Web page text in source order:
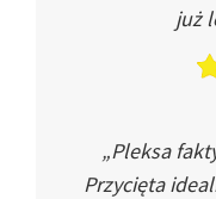
już
„Pleksa
Przycięta